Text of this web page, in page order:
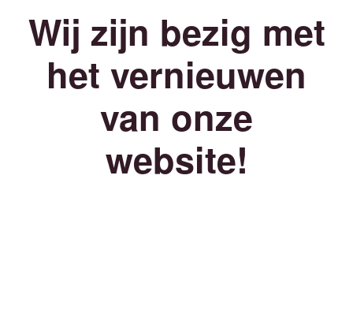
Wij zijn bezig met
het vernieuwen
van onze
website!